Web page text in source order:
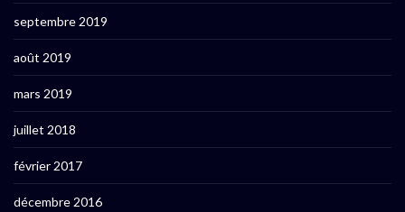
septembre 2019
août 2019
mars 2019
juillet 2018
février 2017
décembre 2016